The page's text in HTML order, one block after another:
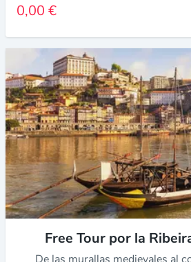
0,00 €
Free Tour por la